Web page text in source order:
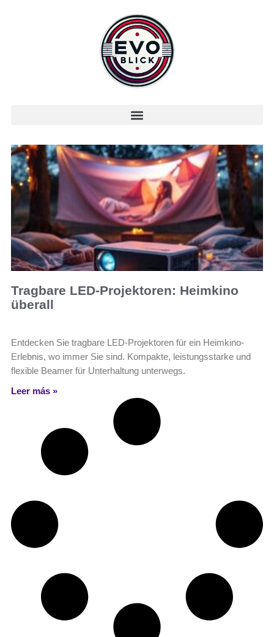
Tragbare LED-Projektoren: Heimkino
überall
Entdecken Sie tragbare LED-Projektoren für ein Heimkino-
Erlebnis, wo immer Sie sind. Kompakte, leistungsstarke und
flexible Beamer für Unterhaltung unterwegs.
Leer más »